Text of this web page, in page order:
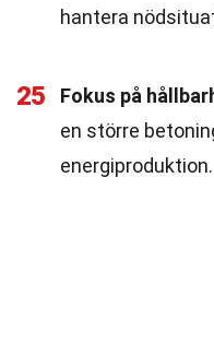
hantera
25 Fokus på
en större
energiproduktion.